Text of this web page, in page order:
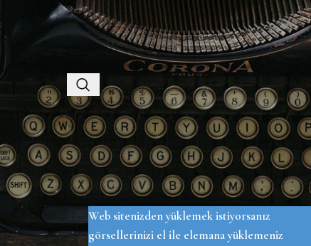
Kategoriler
Kategori yok
Recent Posts
OUR INSTAGRAM
Web sitenizden yüklemek istiyorsanız
görsellerinizi el ile elemana yüklemeniz